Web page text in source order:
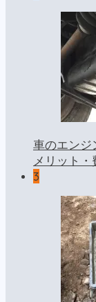
車のエンジ
メリット・
3